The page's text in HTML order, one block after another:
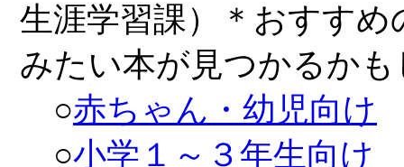
生涯学習課）＊おすす
みたい本が見つかるか
○赤ちゃん・幼児向け
○小学１～３年生向け